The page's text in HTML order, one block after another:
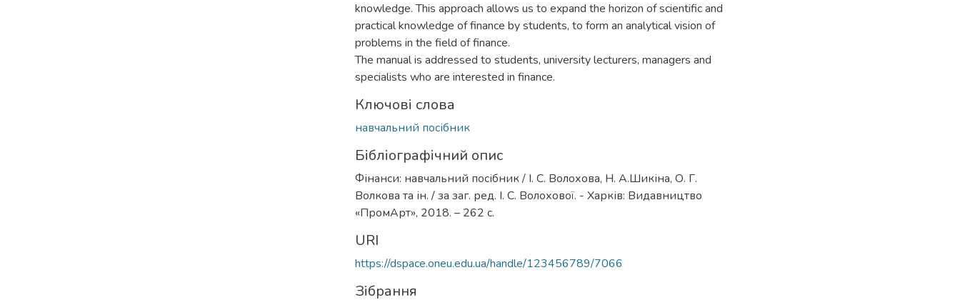
knowledge. This approach allows us to expand the horizon of scientific and
practical knowledge of finance by students, to form an analytical vision of
problems in the field of finance.
The manual is addressed to students, university lecturers, managers and
specialists who are interested in finance.
Ключові слова
навчальний посібник
Бібліографічний опис
Фінанси: навчальний посібник / І. С. Волохова, Н. А.Шикіна, О. Г.
Волкова та ін. / за заг. ред. І. С. Волохової. - Харків: Видавництво
«ПромАрт», 2018. – 262 с.
URI
https://dspace.oneu.edu.ua/handle/123456789/7066
Зібрання